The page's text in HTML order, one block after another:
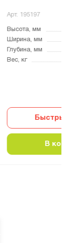
Арт. 195197
Высота, мм
Ширина, мм
Глубина, мм
Вес, кг
Быстрый
В